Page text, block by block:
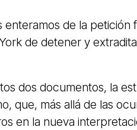
enteramos de la
de detener y
dos documentos, la
que, más allá de las
en la nueva